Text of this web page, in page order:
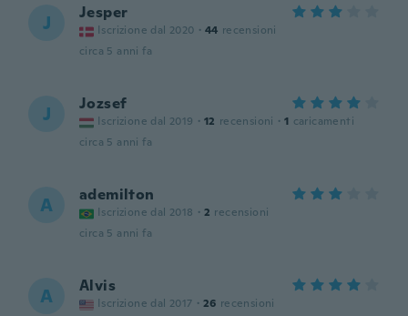
J Jesper
Iscrizione dal 2020 · 44 recensioni
circa 5 anni fa
J Jozsef
Iscrizione dal 2019 · 12 recensioni · 1 caricamenti
circa 5 anni fa
A ademilton
Iscrizione dal 2018 · 2 recensioni
circa 5 anni fa
A Alvis
Iscrizione dal 2017 · 26 recensioni